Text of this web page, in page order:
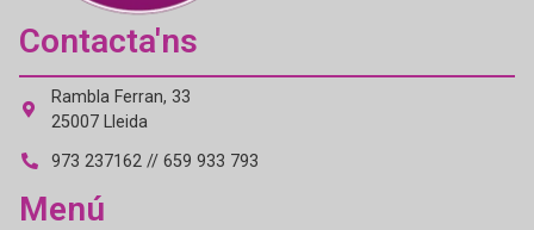
Contacta'ns
Rambla Ferran, 33
25007 Lleida
973 237162 // 659 933 793
Menú